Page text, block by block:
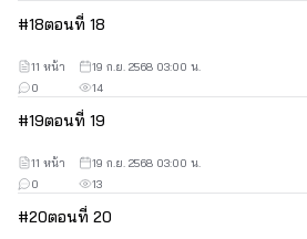
#18ตอนที่ 18
14
0
11 หน้า 19 ก.ย. 2568 03:00 น.
#19ตอนที่ 19
13
0
11 หน้า 19 ก.ย. 2568 03:00 น.
#20ตอนที่ 20